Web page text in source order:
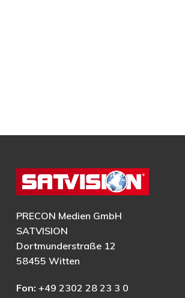
PRECON Medien GmbH
SATVISION
Dortmunderstraße 12
58455 Witten
Fon: +49 2302 28 23 3 0